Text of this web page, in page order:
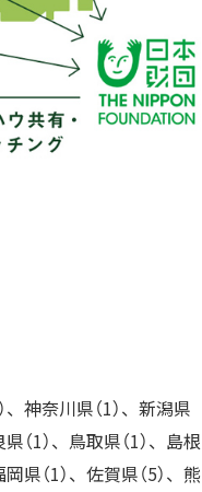
、神奈川県（1）、新潟県
（1）、鳥取県（1）、島根
県（1）、佐賀県（5）、熊